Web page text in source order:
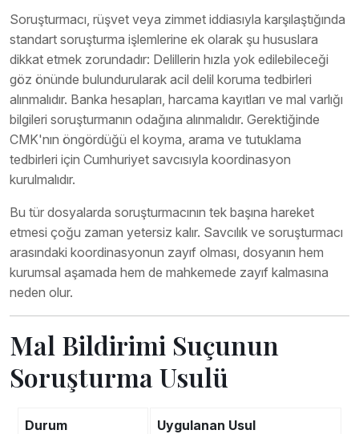
Soruşturmacı, rüşvet veya zimmet iddiasıyla karşılaştığında
standart soruşturma işlemlerine ek olarak şu hususlara
dikkat etmek zorundadır: Delillerin hızla yok edilebileceği
göz önünde bulundurularak acil delil koruma tedbirleri
alınmalıdır. Banka hesapları, harcama kayıtları ve mal varlığı
bilgileri soruşturmanın odağına alınmalıdır. Gerektiğinde
CMK'nın öngördüğü el koyma, arama ve tutuklama
tedbirleri için Cumhuriyet savcısıyla koordinasyon
kurulmalıdır.
Bu tür dosyalarda soruşturmacının tek başına hareket
etmesi çoğu zaman yetersiz kalır. Savcılık ve soruşturmacı
arasındaki koordinasyonun zayıf olması, dosyanın hem
kurumsal aşamada hem de mahkemede zayıf kalmasına
neden olur.
Mal Bildirimi Suçunun
Soruşturma Usulü
Durum Uygulanan Usul